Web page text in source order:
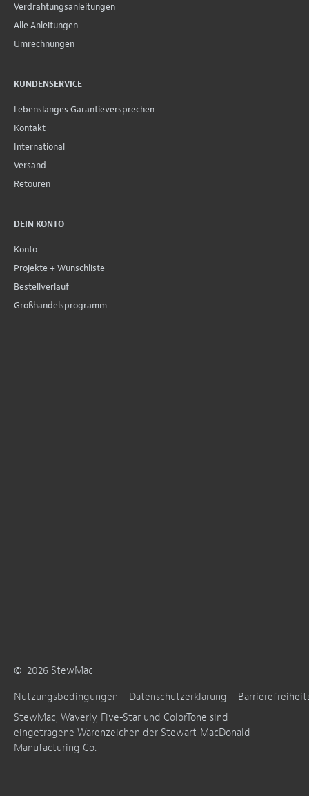
Verdrahtungsanleitungen
Alle Anleitungen
Umrechnungen
KUNDENSERVICE
Lebenslanges Garantieversprechen
Kontakt
International
Versand
Retouren
DEIN KONTO
Konto
Projekte + Wunschliste
Bestellverlauf
Großhandelsprogramm
© 2026 StewMac
Nutzungsbedingungen
Datenschutzerklärung
StewMac, Waverly, Five-Star und ColorTone sind
eingetragene Warenzeichen der Stewart-MacDonald
Manufacturing Co.